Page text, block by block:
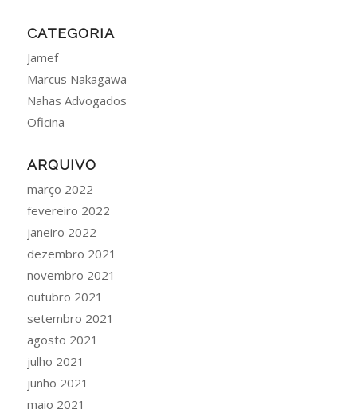
CATEGORIA
Jamef
Marcus Nakagawa
Nahas Advogados
Oficina
ARQUIVO
março 2022
fevereiro 2022
janeiro 2022
dezembro 2021
novembro 2021
outubro 2021
setembro 2021
agosto 2021
julho 2021
junho 2021
maio 2021